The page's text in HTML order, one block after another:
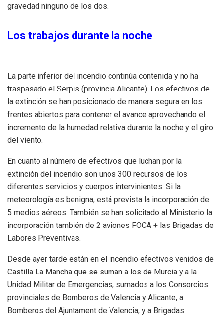
gravedad ninguno de los dos.
Los trabajos durante la noche
La parte inferior del incendio continúa contenida y no ha
traspasado el Serpis (provincia Alicante). Los efectivos de
la extinción se han posicionado de manera segura en los
frentes abiertos para contener el avance aprovechando el
incremento de la humedad relativa durante la noche y el giro
del viento.
En cuanto al número de efectivos que luchan por la
extinción del incendio son unos 300 recursos de los
diferentes servicios y cuerpos intervinientes. Si la
meteorología es benigna, está prevista la incorporación de
5 medios aéreos. También se han solicitado al Ministerio la
incorporación también de 2 aviones FOCA + las Brigadas de
Labores Preventivas.
Desde ayer tarde están en el incendio efectivos venidos de
Castilla La Mancha que se suman a los de Murcia y a la
Unidad Militar de Emergencias, sumados a los Consorcios
provinciales de Bomberos de Valencia y Alicante, a
Bomberos del Ajuntament de Valencia, y a Brigadas